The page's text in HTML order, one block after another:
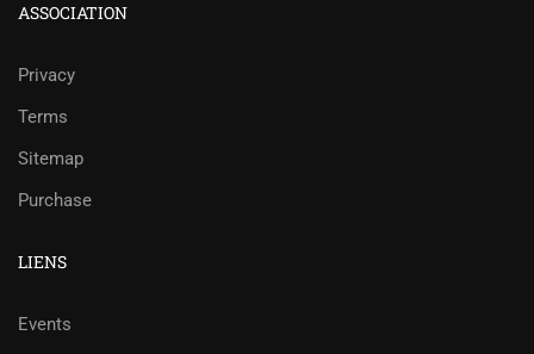
ASSOCIATION
Privacy
Terms
Sitemap
Purchase
LIENS
Events